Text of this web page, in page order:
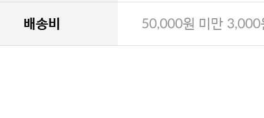
배송비 50,000원 미만 3,000